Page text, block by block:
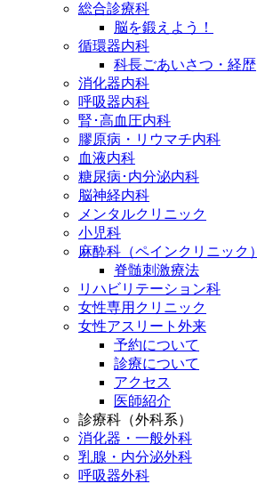
総合診療科
脳を鍛えよう！
循環器内科
科長ごあいさつ・経歴
消化器内科
呼吸器内科
腎･高血圧内科
膠原病・リウマチ内科
血液内科
糖尿病･内分泌内科
脳神経内科
メンタルクリニック
小児科
麻酔科（ペインクリニック）
脊髄刺激療法
リハビリテーション科
女性専用クリニック
女性アスリート外来
予約について
診療について
アクセス
医師紹介
診療科（外科系）
消化器・一般外科
乳腺・内分泌外科
呼吸器外科